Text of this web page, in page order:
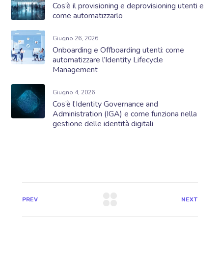
Cos’è il provisioning e deprovisioning utenti e
come automatizzarlo
Giugno 26, 2026
Onboarding e Offboarding utenti: come
automatizzare l’Identity Lifecycle
Management
Giugno 4, 2026
Cos’è l’Identity Governance and
Administration (IGA) e come funziona nella
gestione delle identità digitali
PREV NEXT